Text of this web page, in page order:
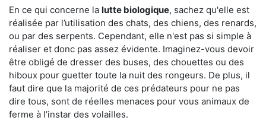
En ce qui concerne la lutte biologique, sachez qu'elle est
réalisée par l’utilisation des chats, des chiens, des renards,
ou par des serpents. Cependant, elle n'est pas si simple à
réaliser et donc pas assez évidente. Imaginez-vous devoir
être obligé de dresser des buses, des chouettes ou des
hiboux pour guetter toute la nuit des rongeurs. De plus, il
faut dire que la majorité de ces prédateurs pour ne pas
dire tous, sont de réelles menaces pour vous animaux de
ferme à l’instar des volailles.